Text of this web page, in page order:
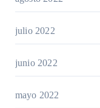
julio 2022
junio 2022
mayo 2022